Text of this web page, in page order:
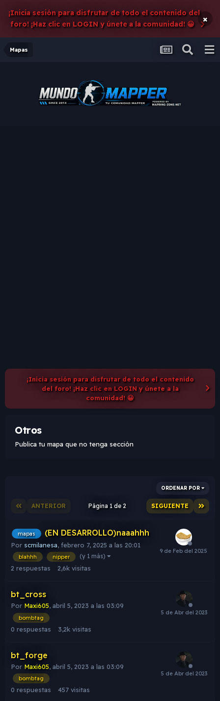
¡Inicia sesión para disfrutar de todo el contenido del
foro! ¡Haz clic en LOGIN y únete a la comunidad! 😀
×
Mapas
¡Inicia sesión para disfrutar de todo el contenido
del foro! ¡Haz clic en LOGIN y únete a la
comunidad! 😀
Otros
Publica tu mapa que no tenga sección
ORDENAR POR
ANTERIOR SIGUIENTE
Página 1 de 2
mapas (EN DESARROLLO)naaahhh
Por scmilanesa, febrero 7, 2025 a las 20:01
blahhh nipper (y 1 más)
2 respuestas 2,6k visitas
bt_cross
Por Maxi605, abril 5, 2023 a las 03:09
bombtag
0 respuestas 3,2k visitas
bt_forge
Por Maxi605, abril 5, 2023 a las 03:09
bombtag
0 respuestas 457 visitas